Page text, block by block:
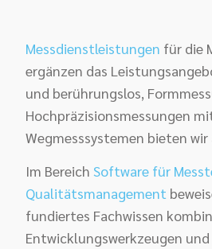
Messdienstleistungen für die
ergänzen das
und berührungslos,
Hochpräzisionsmessungen
Wegmesssystemen bieten wir
Im Bereich Software für
Qualitätsmanagement
fundiertes Fachwissen
Entwicklungswerkzeugen